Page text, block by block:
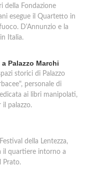
della Fondazione
esegue il Quartetto in
D'Annunzio e la
Italia.
Palazzo Marchi
storici di Palazzo
personale di
ai libri manipolati,
il palazzo.
della Lentezza,
il quartiere intorno a
Prato.